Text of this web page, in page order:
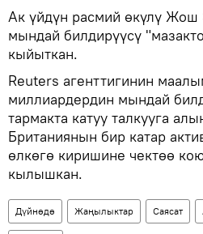
Ак үйдүн расмий өкүлү Жош
мындай билдирүүсү
кыйыткан.
Reuters агенттигинин
миллиардердин мындай
тармакта катуу талкууга
Британиянын бир катар
өлкөгө киришине чектөө
кылышкан.
Дүйнөдө Жаңылыктар Саясат